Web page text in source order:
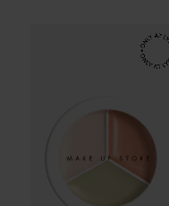
Make Up Store